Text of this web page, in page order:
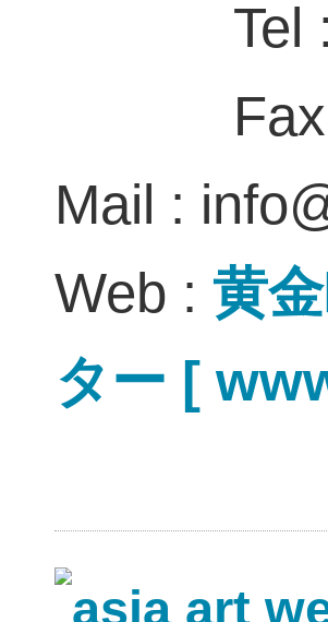
Tel
Mail :
Web : 黄
ター [